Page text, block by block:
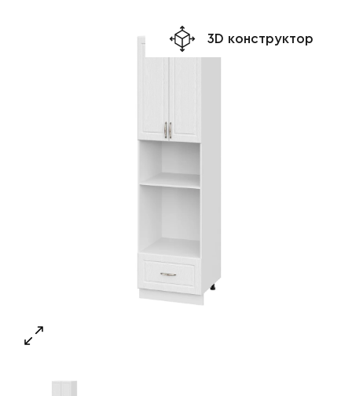
3D конструктор